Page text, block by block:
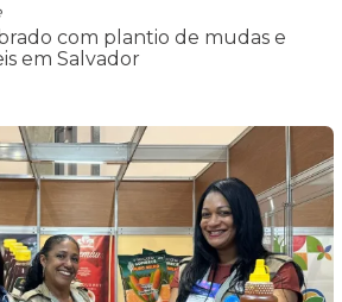
com plantio de mudas e
em Salvador